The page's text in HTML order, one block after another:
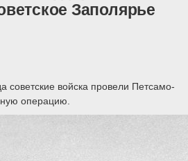
Заполярье
советские войска провели Петсамо-
операцию.